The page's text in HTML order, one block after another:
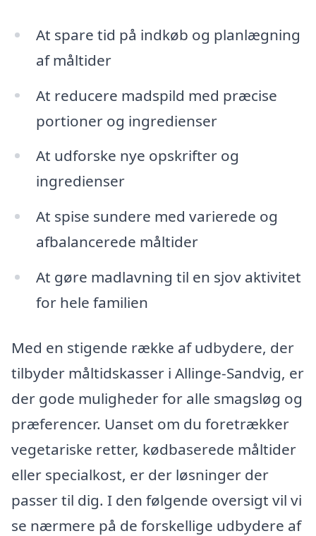
At spare tid på indkøb og planlægning
af måltider
At reducere madspild med præcise
portioner og ingredienser
At udforske nye opskrifter og
ingredienser
At spise sundere med varierede og
afbalancerede måltider
At gøre madlavning til en sjov aktivitet
for hele familien
Med en stigende række af udbydere, der
tilbyder måltidskasser i Allinge-Sandvig, er
der gode muligheder for alle smagsløg og
præferencer. Uanset om du foretrækker
vegetariske retter, kødbaserede måltider
eller specialkost, er der løsninger der
passer til dig. I den følgende oversigt vil vi
se nærmere på de forskellige udbydere af